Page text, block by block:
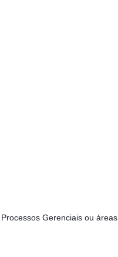
Gerenciais ou áreas